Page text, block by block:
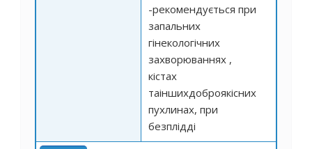
-рекомендується при
запальних
гінекологічних
захворюваннях ,
кістах
таіншихдоброякісних
пухлинах, при
безплідді